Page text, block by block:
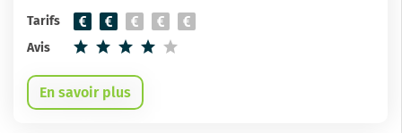
Tarifs
Avis
En savoir plus